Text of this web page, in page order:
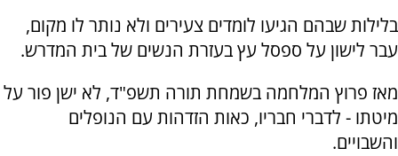
בלילות שבהם הגיעו לומדים צעירים ולא נותר לו מקום,
עבר לישון על ספסל עץ בעזרת הנשים של בית המדרש.
מאז פרוץ המלחמה בשמחת תורה תשפ"ד, לא ישן פור על
מיטתו - לדברי חבריו, כאות הזדהות עם הנופלים
והשבויים.